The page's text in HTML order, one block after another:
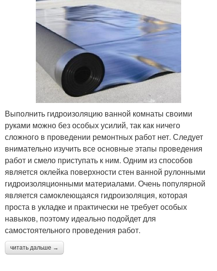
Выполнить гидроизоляцию ванной комнаты своими
руками можно без особых усилий, так как ничего
сложного в проведении ремонтных работ нет. Следует
внимательно изучить все основные этапы проведения
работ и смело приступать к ним. Одним из способов
является оклейка поверхности стен ванной рулонными
гидроизоляционными материалами. Очень популярной
является самоклеющаяся гидроизоляция, которая
проста в укладке и практически не требует особых
навыков, поэтому идеально подойдет для
самостоятельного проведения работ.
читать дальше →